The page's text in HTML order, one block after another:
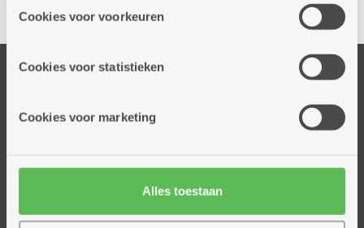
informatie over jouw (geanonimiseerd) gebruik van onze
partners kunnen deze gegevens combineren met andere
Cookies voor voorkeuren
Cookies voor statistieken
Cookies voor marketing
Alles toestaan
Delen
Onze diensten
Dienstencentra
Woonzorgcentra
Financieel comfort
Mijn Zorgbedrijf